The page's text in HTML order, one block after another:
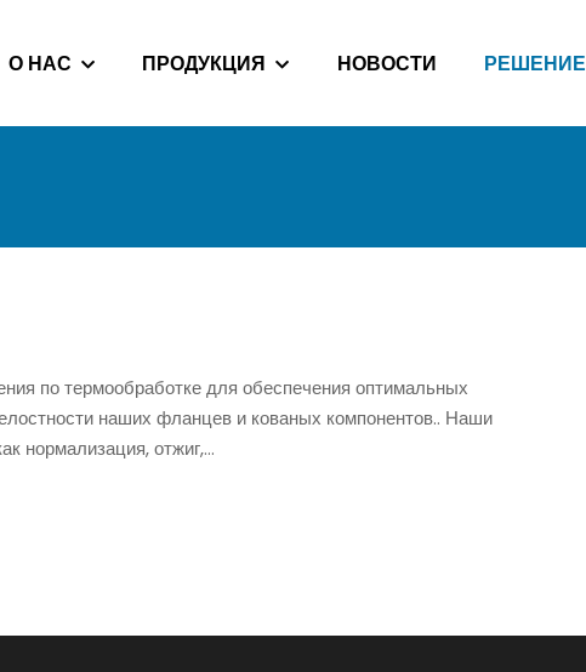
О НАС ПРОДУКЦИЯ НОВОСТИ РЕШЕНИЕ
по термообработке для обеспечения оптимальных
наших фланцев и кованых компонентов.. Наши
нормализация, отжиг,…